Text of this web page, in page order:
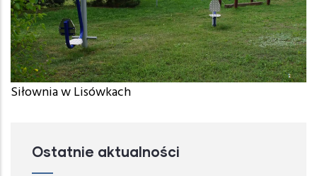
Siłownia w Lisówkach
Ostatnie aktualności